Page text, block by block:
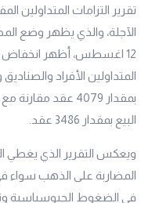
تقرير التزامات المتداولين
الآجلة، والذي يظهر وضع
12 اغسطس، أظهر
المتداولين الأفراد
بمقدار 4079 عقد
البيع بمقدار 3486 عقد.
ويعكس التقرير الذي يغطي
المضاربة على الذهب سواء
في الضغوط الجيوسياسية